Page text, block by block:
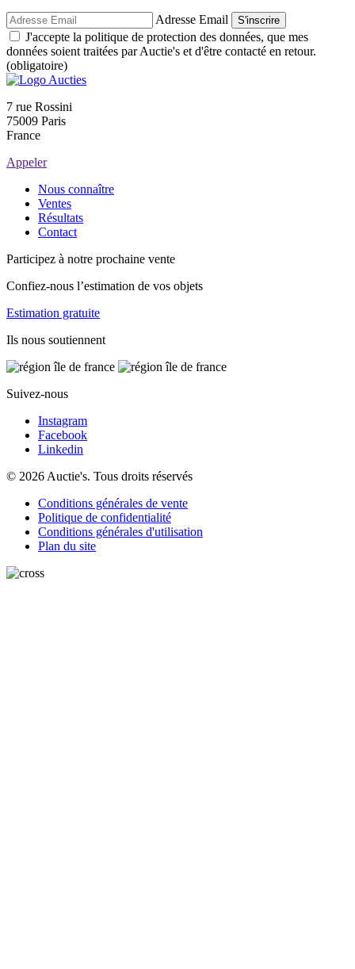
Adresse Email S'inscrire
J'accepte la politique de protection des données, que mes
données soient traitées par Auctie's et d'être contacté en retour.
(obligatoire)
7 rue Rossini
75009 Paris
France
Appeler
Nous connaître
Ventes
Résultats
Contact
Participez à notre prochaine vente
Confiez-nous l’estimation de vos objets
Estimation gratuite
Ils nous soutiennent
Suivez-nous
Instagram
Facebook
Linkedin
© 2026 Auctie's. Tous droits réservés
Conditions générales de vente
Politique de confidentialité
Conditions générales d'utilisation
Plan du site